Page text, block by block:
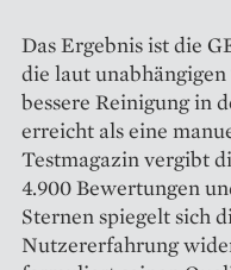
Das Ergebnis ist die
die laut
bessere Reinigung in
erreicht als eine
Testmagazin vergibt
4.900 Bewertungen
Sternen spiegelt sich
Nutzererfahrung